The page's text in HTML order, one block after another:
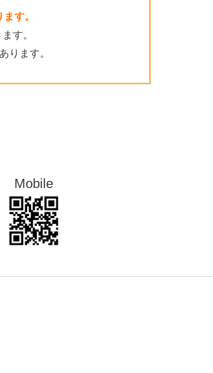
す。
す。
ります。
Mobile